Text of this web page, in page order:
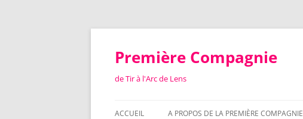
Aller
Première Compagnie
de Tir à l'Arc de Lens
ACCUEIL A PROPOS DE LA PREMIÈRE COMPAGNIE